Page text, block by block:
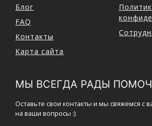
Блог
FAQ
Контакты
Карта сайта
МЫ ВСЕГДА РАДЫ
Оставьте свои контакты и мы свяжемся с
на ваши вопросы :)